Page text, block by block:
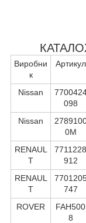
Виробни
к
Артикул
Nissan
098
Nissan
0M
RENAUL
T
7711228
912
RENAUL
T
747
ROVER
FAH500
8